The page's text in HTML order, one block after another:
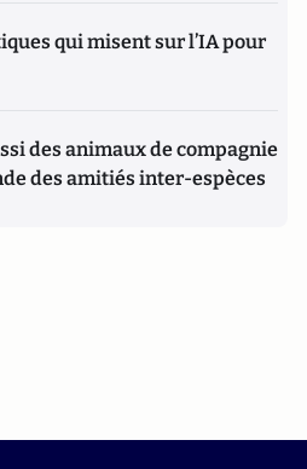
qui misent sur l’IA pour
des animaux de compagnie
des amitiés inter-espèces